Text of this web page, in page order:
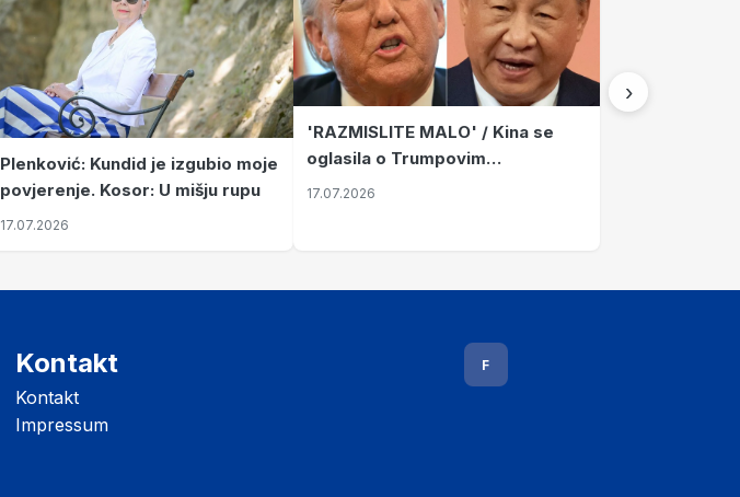
Plenković: Kundid je izgubio moje
povjerenje. Kosor: U mišju rupu
17.07.2026
'RAZMISLITE MALO' / Kina se
oglasila o Trumpovim
optužbama: 'Čiste izmišljotine i
17.07.2026
›
Kontakt
Kontakt
Impressum
F